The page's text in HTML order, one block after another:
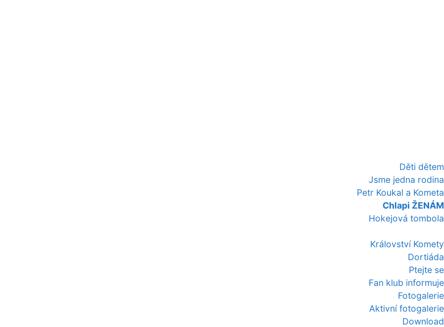
Děti dětem
Jsme jedna rodina
Petr Koukal a Kometa
Chlapi ŽENÁM
Hokejová tombola
Království Komety
Dortiáda
Ptejte se
Fan klub informuje
Fotogalerie
Aktivní fotogalerie
Download